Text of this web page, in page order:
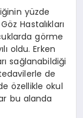
yüzde
Hastalıkları
görme
oldu. Erken
sağlanabildiği
de
özellikle okul
bu alanda